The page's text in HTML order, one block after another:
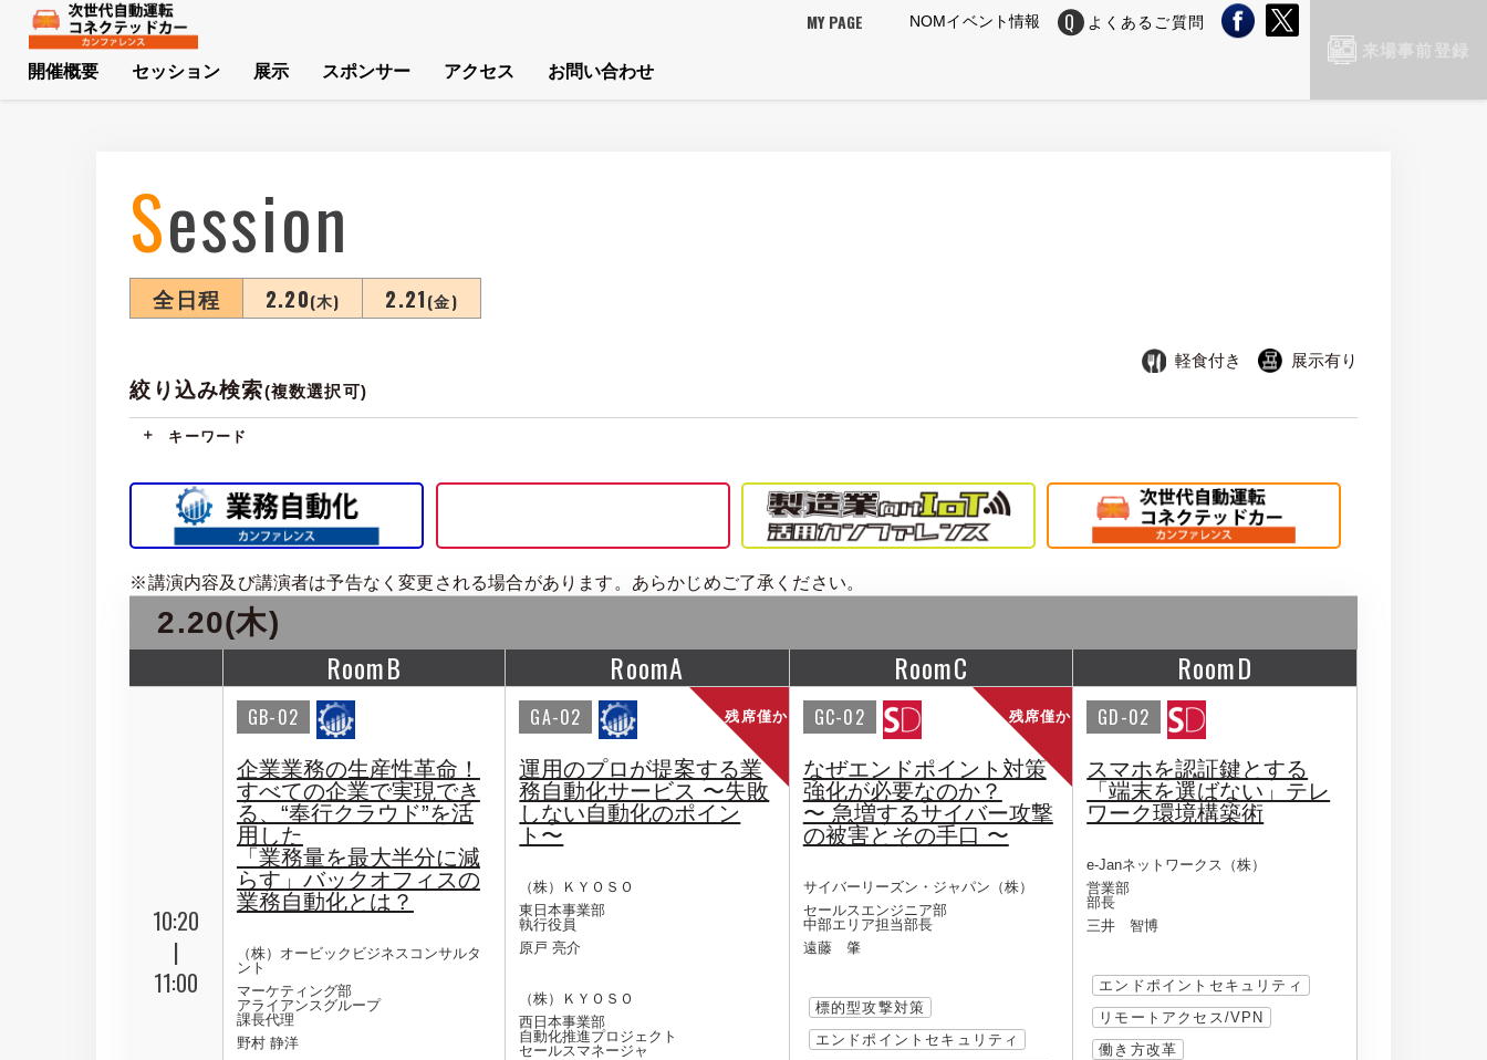
MY PAGE NOMイベント情報 よくあるご質問
開催概要
セッション 展示 スポンサー アクセス お問い合わせ
Session
全日程 2.20(木) 2.21(金)
軽食付き 展示有り
絞り込み検索(複数選択可)
キーワード
※講演内容及び講演者は予告なく変更される場合があります。あらかじめご了承ください。
2.20(木)
RoomB RoomA RoomC RoomD
10:20
|
11:00
GB-02
企業業務の生産性革命！
すべての企業で実現でき
る、“奉行クラウド”を活
用した
「業務量を最大半分に減
らす」バックオフィスの
業務自動化とは？
（株）オービックビジネスコンサルタ
ント
マーケティング部
アライアンスグループ
課長代理
野村 静洋
残席僅か
GA-02
運用のプロが提案する業
務自動化サービス 〜失敗
しない自動化のポイン
ト〜
（株）ＫＹＯＳＯ
東日本事業部
執行役員
原戸 亮介
（株）ＫＹＯＳＯ
西日本事業部
自動化推進プロジェクト
セールスマネージャ
残席僅か
GC-02
なぜエンドポイント対策
強化が必要なのか？
〜 急増するサイバー攻撃
の被害とその手口 〜
サイバーリーズン・ジャパン（株）
セールスエンジニア部
中部エリア担当部長
遠藤 肇
標的型攻撃対策
エンドポイントセキュリティ
GD-02
スマホを認証鍵とする
「端末を選ばない」テレ
ワーク環境構築術
e-Janネットワークス（株）
営業部
部長
三井 智博
エンドポイントセキュリティ
リモートアクセス/VPN
働き方改革